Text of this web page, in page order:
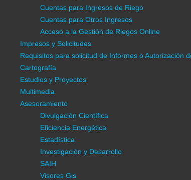
Cuentas para Ingresos de Riego
Cuentas para Otros Ingresos
Acceso a la Gestión de Riegos Online
Impresos y Solicitudes
Requisitos para solicitud de Informes o Autorización
Cartografía
Estudios y Proyectos
Multimedia
Asesoramiento
Divulgación Científica
Eficiencia Energética
Estadística
Investigación y Desarrollo
SAIH
Visores Gis
Acceso a la Gestión de Riegos Online
Impresos y Solicitudes
Requisitos para solicitud de Informes o Autorización de
Estudios y Proyectos
Multimedia
Asesoramiento
Divulgación Científica
Eficiencia Energética
Estadística
Investigación y Desarrollo
SAIH
Visores Gis
Buenas Prácticas Agrícolas
Proyecto Interreg Euro-MED Clepsydra